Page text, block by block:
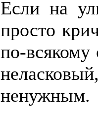
Если на
просто
по-
ненужным.